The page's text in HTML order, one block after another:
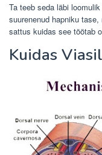
Ta teeb seda läbi
suurenenud hapniku
sattus kuidas see töötab
Kuidas